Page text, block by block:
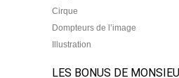
Cirque
Dompteurs de l’image
Illustration
LES BONUS DE